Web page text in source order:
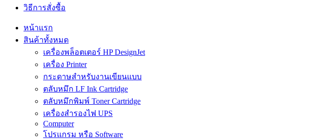
วิธีการสั่งซื้อ
หน้าแรก
สินค้าทั้งหมด
เครื่องพล็อตเตอร์ HP DesignJet
เครื่อง Printer
กระดาษสำหรับงานเขียนแบบ
ตลับหมึก LF Ink Cartridge
ตลับหมึกพิมพ์ Toner Cartridge
เครื่องสำรองไฟ UPS
Computer
โปรแกรม หรือ Software